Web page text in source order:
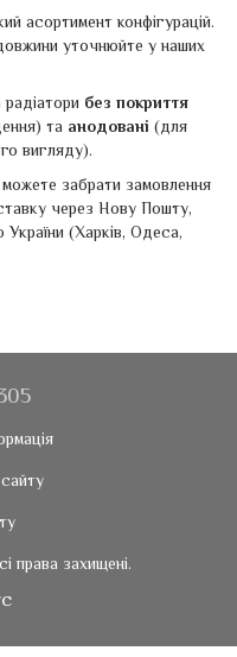
асортимент конфігурацій.
уточнюйте у наших
без покриття
та анодовані (для
вигляду).
забрати замовлення
через Нову Пошту,
(Харків, Одеса,
права захищені.